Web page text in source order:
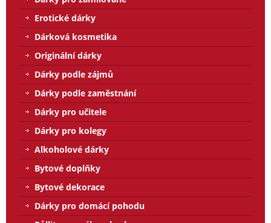
Erotické dárky
Dárková kosmetika
Originální dárky
Dárky podle zájmů
Dárky podle zaměstnání
Dárky pro učitele
Dárky pro kolegy
Alkoholové dárky
Bytové doplňky
Bytové dekorace
Dárky pro domácí pohodu